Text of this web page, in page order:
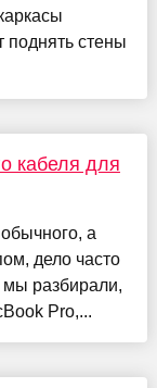
поднять стены
кабеля для
а
дело часто
мы разбирали,
Pro,...